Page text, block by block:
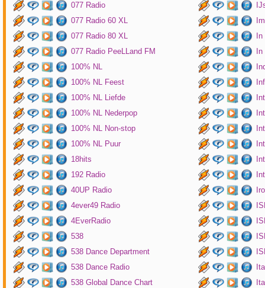
077 Radio
077 Radio 60 XL
077 Radio 80 XL
077 Radio PeeLLand FM
100% NL
100% NL Feest
100% NL Liefde
100% NL Nederpop
100% NL Non-stop
100% NL Puur
18hits
192 Radio
40UP Radio
4ever49 Radio
4EverRadio
538
538 Dance Department
538 Dance Radio
538 Global Dance Chart